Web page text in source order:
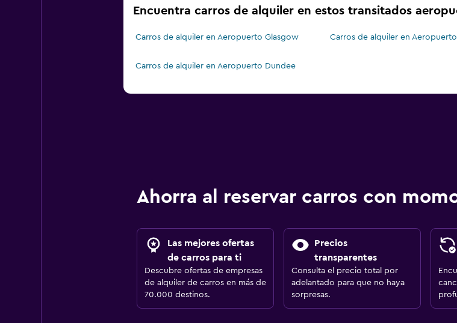
Encuentra carros de alquiler en estos transitados
Carros de alquiler en Aeropuerto Glasgow Carros de alquiler en
Carros de alquiler en Aeropuerto Dundee
Ahorra al reservar carros con
Las mejores ofertas
de carros para ti
Descubre ofertas de empresas
de alquiler de carros en más de
70.000 destinos.
Precios
transparentes
Consulta el precio total por
adelantado para que no haya
sorpresas.